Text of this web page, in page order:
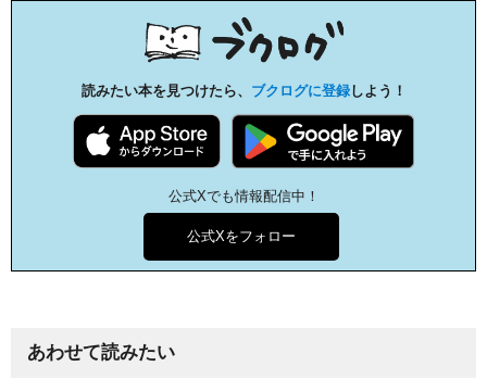
読みたい本を見つけたら、 ブクログに登録しよう！
公式Xでも情報配信中！
公式Xをフォロー
あわせて読みたい